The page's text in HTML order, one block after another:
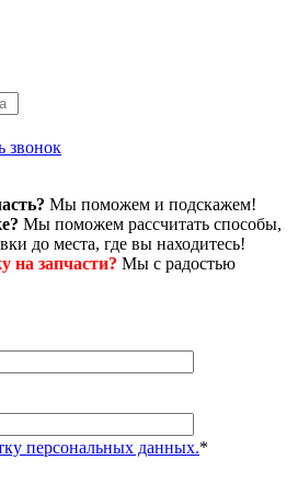
звонок
Мы поможем и подскажем!
Мы поможем рассчитать способы,
до места, где вы находитесь!
на запчасти? Мы с радостью
персональных данных.*